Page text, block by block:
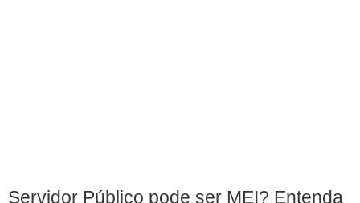
Servidor Público pode ser MEI? Entenda